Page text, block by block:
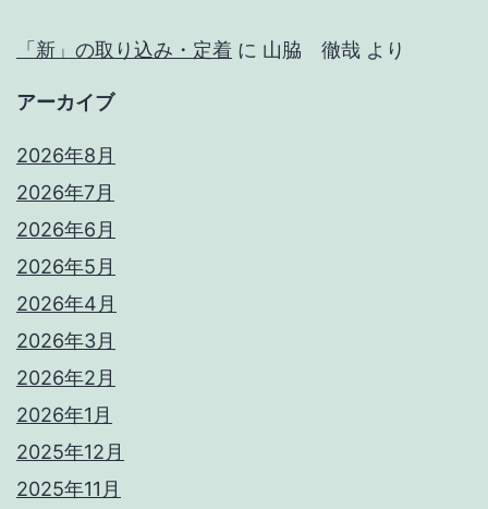
「新」の取り込み・定着 に 山脇 徹哉 より
アーカイブ
2026年8月
2026年7月
2026年6月
2026年5月
2026年4月
2026年3月
2026年2月
2026年1月
2025年12月
2025年11月